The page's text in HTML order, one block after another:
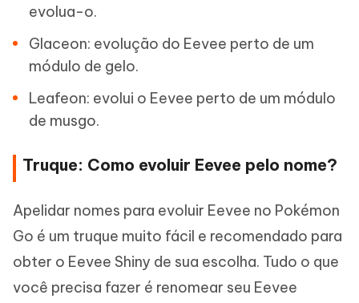
evolua-o.
Glaceon: evolução do Eevee perto de um
módulo de gelo.
Leafeon: evolui o Eevee perto de um módulo
de musgo.
Truque: Como evoluir Eevee pelo nome?
Apelidar nomes para evoluir Eevee no Pokémon
Go é um truque muito fácil e recomendado para
obter o Eevee Shiny de sua escolha. Tudo o que
você precisa fazer é renomear seu Eevee